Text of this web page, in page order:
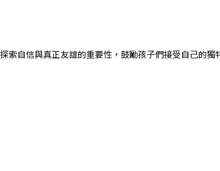
探索自信與真正友誼的重要性，鼓勵孩子們接受自己的獨